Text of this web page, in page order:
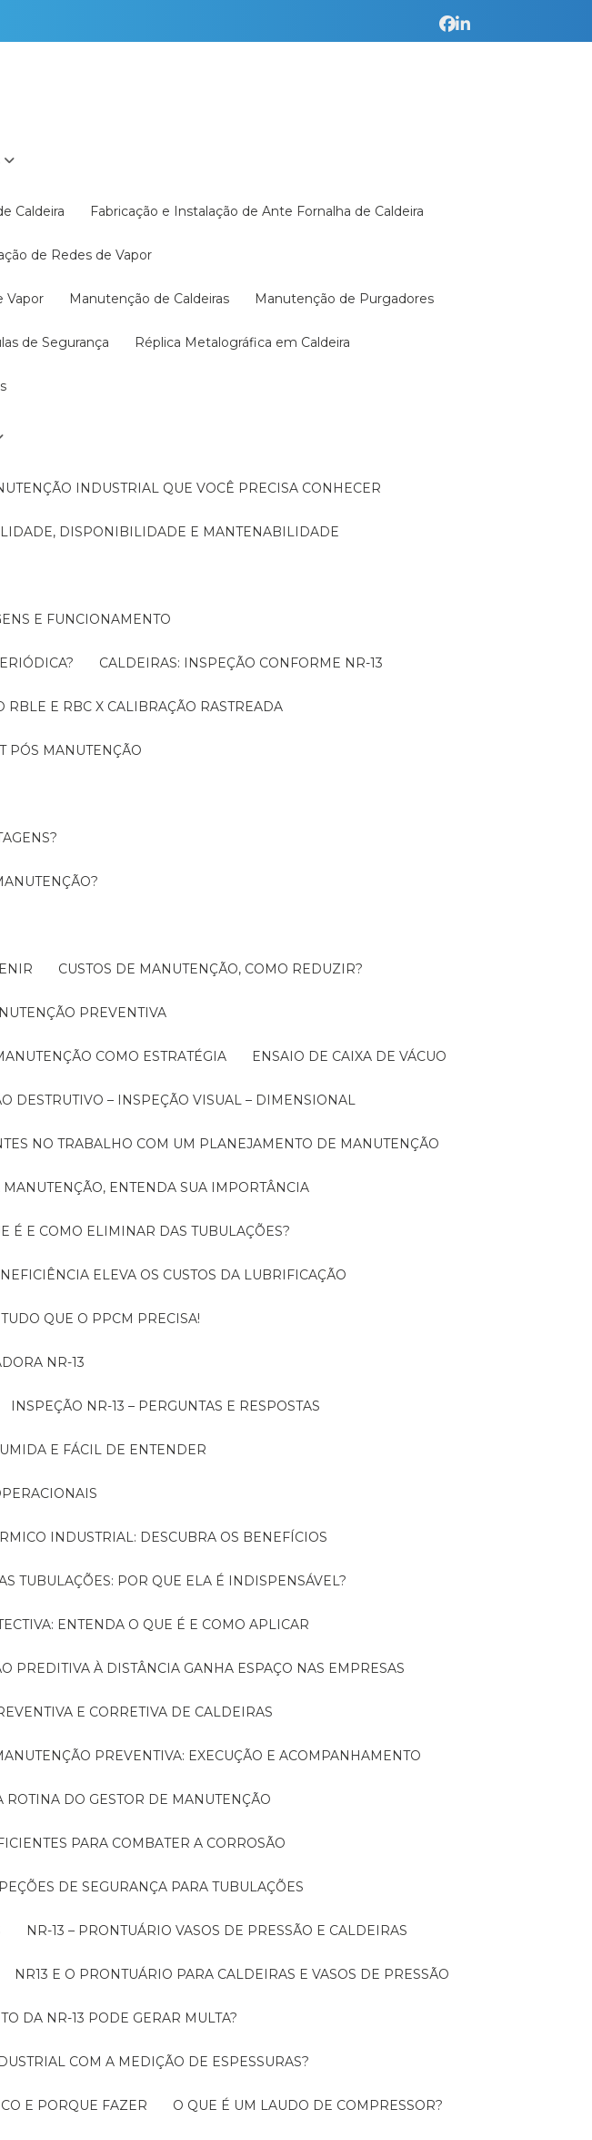
Caldeira Fabricação e Instalação de Ante Fornalha de Caldeira
de Redes de Vapor
Vapor Manutenção de Caldeiras Manutenção de Purgadores
de Segurança Réplica Metalográfica em Caldeira
INDUSTRIAL QUE VOCÊ PRECISA CONHECER
DISPONIBILIDADE E MANTENABILIDADE
E FUNCIONAMENTO
CALDEIRAS: INSPEÇÃO CONFORME NR-13
RBLE E RBC X CALIBRAÇÃO RASTREADA
PÓS MANUTENÇÃO
CUSTOS DE MANUTENÇÃO, COMO REDUZIR?
PREVENTIVA
COMO ESTRATÉGIA ENSAIO DE CAIXA DE VÁCUO
DESTRUTIVO – INSPEÇÃO VISUAL – DIMENSIONAL
NO TRABALHO COM UM PLANEJAMENTO DE MANUTENÇÃO
MANUTENÇÃO, ENTENDA SUA IMPORTÂNCIA
É E COMO ELIMINAR DAS TUBULAÇÕES?
INEFICIÊNCIA ELEVA OS CUSTOS DA LUBRIFICAÇÃO
QUE O PPCM PRECISA!
NR-13
INSPEÇÃO NR-13 – PERGUNTAS E RESPOSTAS
E FÁCIL DE ENTENDER
INDUSTRIAL: DESCUBRA OS BENEFÍCIOS
TUBULAÇÕES: POR QUE ELA É INDISPENSÁVEL?
ENTENDA O QUE É E COMO APLICAR
PREDITIVA À DISTÂNCIA GANHA ESPAÇO NAS EMPRESAS
E CORRETIVA DE CALDEIRAS
MANUTENÇÃO PREVENTIVA: EXECUÇÃO E ACOMPANHAMENTO
ROTINA DO GESTOR DE MANUTENÇÃO
PARA COMBATER A CORROSÃO
DE SEGURANÇA PARA TUBULAÇÕES
NR-13 – PRONTUÁRIO VASOS DE PRESSÃO E CALDEIRAS
NR13 E O PRONTUÁRIO PARA CALDEIRAS E VASOS DE PRESSÃO
DA NR-13 PODE GERAR MULTA?
COM A MEDIÇÃO DE ESPESSURAS?
E PORQUE FAZER O QUE É UM LAUDO DE COMPRESSOR?